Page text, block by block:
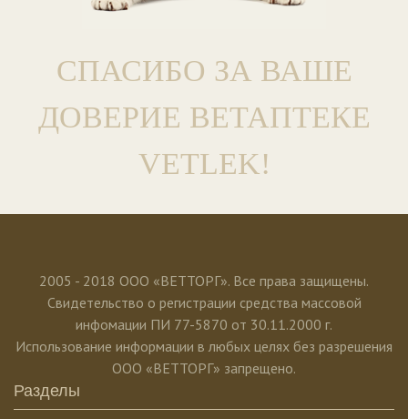
СПАСИБО ЗА ВАШЕ
ДОВЕРИЕ ВЕТАПТЕКЕ
VETLEK!
2005 - 2018 ООО «ВЕТТОРГ». Все права защищены.
Свидетельство о регистрации средства массовой
инфомации ПИ 77-5870 от 30.11.2000 г.
Использование информации в любых целях без разрешения
ООО «ВЕТТОРГ» запрещено.
Разделы